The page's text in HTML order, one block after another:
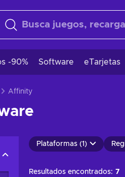
-90% Software eTarjetas
Affinity
Plataformas (1)
Resultados encontrados: 7